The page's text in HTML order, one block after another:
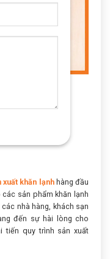
xuất khăn lạnhhàng đầu
sản phẩm khăn lạnh
nhà hàng, khách sạn
đến sự hài lòng cho
tiến quy trình sản xuất